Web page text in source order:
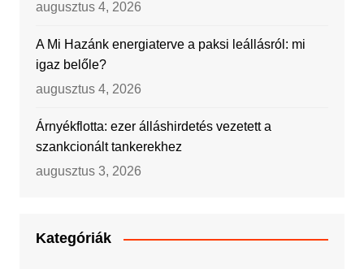
augusztus 4, 2026
A Mi Hazánk energiaterve a paksi leállásról: mi
igaz belőle?
augusztus 4, 2026
Árnyékflotta: ezer álláshirdetés vezetett a
szankcionált tankerekhez
augusztus 3, 2026
Kategóriák